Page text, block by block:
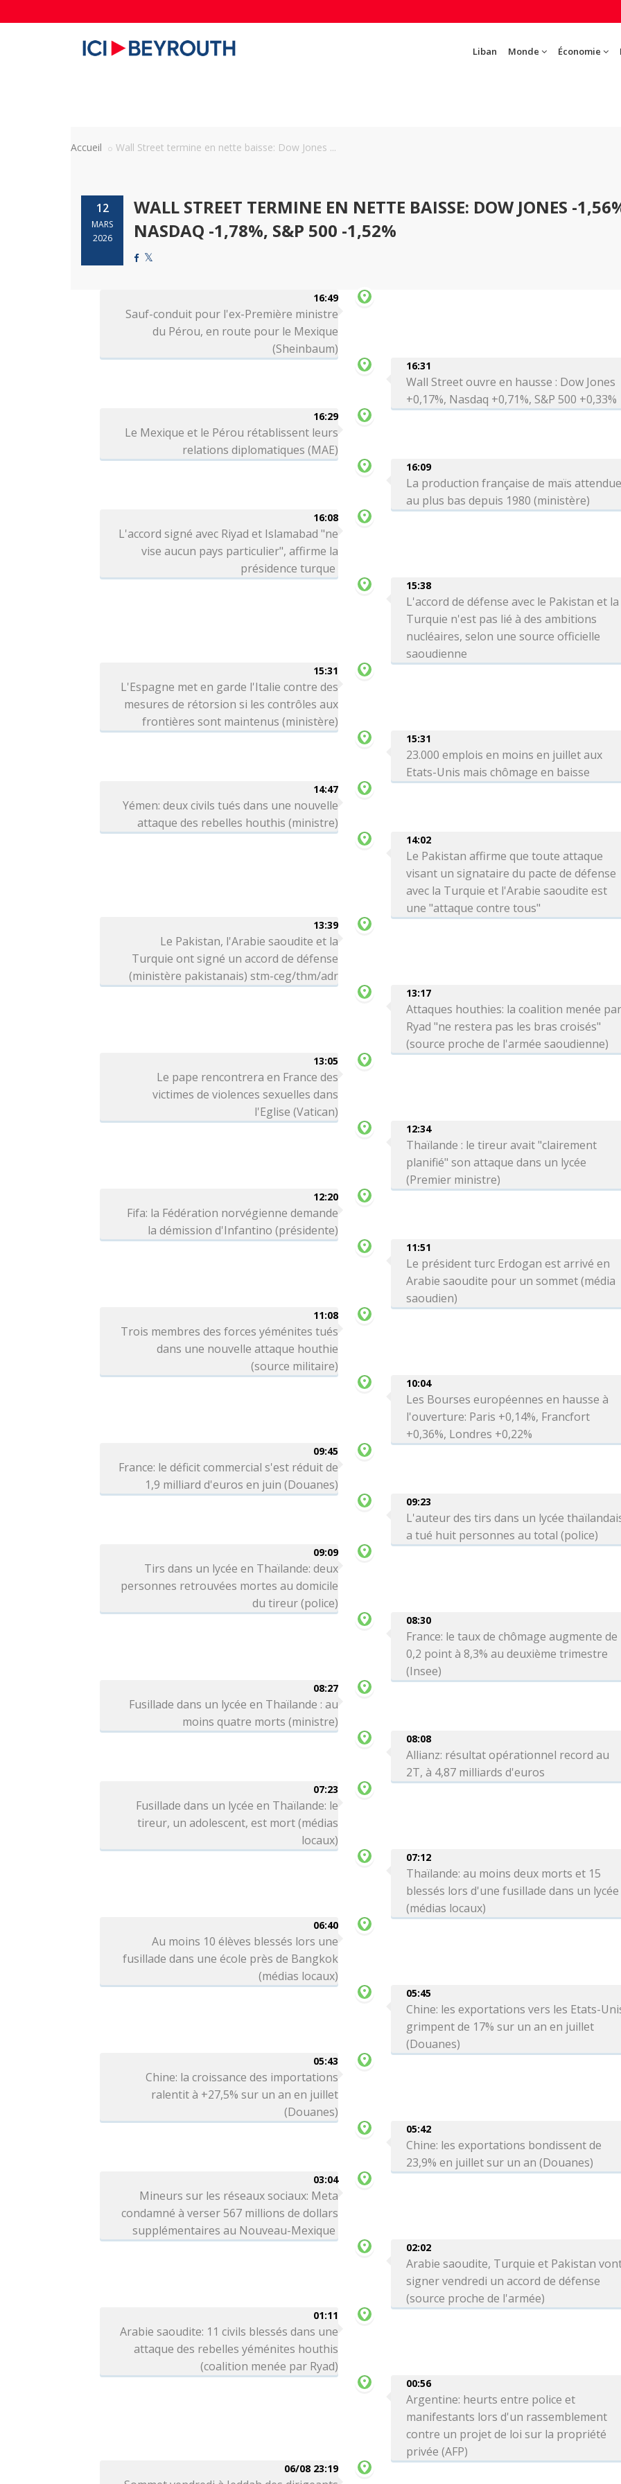
Liban Monde Économie
Accueil Wall Street termine en nette baisse: Dow Jones ...
12
MARS
2026
WALL STREET TERMINE EN NETTE BAISSE: DOW JONES -
NASDAQ -1,78%, S&P 500 -1,52%
16:49
Sauf-conduit pour l'ex-Première ministre
du Pérou, en route pour le Mexique
(Sheinbaum)
16:31
Wall Street ouvre en hausse : Dow Jones
+0,17%, Nasdaq +0,71%, S&P 500 +0,33%
16:29
Le Mexique et le Pérou rétablissent leurs
relations diplomatiques (MAE)
16:09
La production française de maïs
au plus bas depuis 1980 (ministère)
16:08
L'accord signé avec Riyad et Islamabad "ne
vise aucun pays particulier", affirme la
présidence turque
15:38
L'accord de défense avec le Pakistan et la
Turquie n'est pas lié à des ambitions
nucléaires, selon une source officielle
saoudienne
15:31
L'Espagne met en garde l'Italie contre des
mesures de rétorsion si les contrôles aux
frontières sont maintenus (ministère)
15:31
23.000 emplois en moins en juillet aux
Etats-Unis mais chômage en baisse
14:47
Yémen: deux civils tués dans une nouvelle
attaque des rebelles houthis (ministre)
14:02
Le Pakistan affirme que toute attaque
visant un signataire du pacte de défense
avec la Turquie et l'Arabie saoudite est
une "attaque contre tous"
13:39
Le Pakistan, l'Arabie saoudite et la
Turquie ont signé un accord de défense
(ministère pakistanais) stm-ceg/thm/adr
13:17
Attaques houthies: la coalition menée
Ryad "ne restera pas les bras croisés"
(source proche de l'armée saoudienne)
13:05
Le pape rencontrera en France des
victimes de violences sexuelles dans
l'Eglise (Vatican)
12:34
Thaïlande : le tireur avait "clairement
planifié" son attaque dans un lycée
(Premier ministre)
12:20
Fifa: la Fédération norvégienne demande
la démission d'Infantino (présidente)
11:51
Le président turc Erdogan est arrivé en
Arabie saoudite pour un sommet (média
saoudien)
11:08
Trois membres des forces yéménites tués
dans une nouvelle attaque houthie
(source militaire)
10:04
Les Bourses européennes en hausse à
l'ouverture: Paris +0,14%, Francfort
+0,36%, Londres +0,22%
09:45
France: le déficit commercial s'est réduit de
1,9 milliard d'euros en juin (Douanes)
09:23
L'auteur des tirs dans un lycée
a tué huit personnes au total (police)
09:09
Tirs dans un lycée en Thaïlande: deux
personnes retrouvées mortes au domicile
du tireur (police)
08:30
France: le taux de chômage augmente de
0,2 point à 8,3% au deuxième trimestre
(Insee)
08:27
Fusillade dans un lycée en Thaïlande : au
moins quatre morts (ministre)
08:08
Allianz: résultat opérationnel record au
2T, à 4,87 milliards d'euros
07:23
Fusillade dans un lycée en Thaïlande: le
tireur, un adolescent, est mort (médias
locaux)
07:12
Thaïlande: au moins deux morts et 15
blessés lors d'une fusillade dans un lycée
(médias locaux)
06:40
Au moins 10 élèves blessés lors une
fusillade dans une école près de Bangkok
(médias locaux)
05:45
Chine: les exportations vers les Etats-
grimpent de 17% sur un an en juillet
(Douanes)
05:43
Chine: la croissance des importations
ralentit à +27,5% sur un an en juillet
(Douanes)
05:42
Chine: les exportations bondissent de
23,9% en juillet sur un an (Douanes)
03:04
Mineurs sur les réseaux sociaux: Meta
condamné à verser 567 millions de dollars
supplémentaires au Nouveau-Mexique
02:02
Arabie saoudite, Turquie et Pakistan
signer vendredi un accord de défense
(source proche de l'armée)
01:11
Arabie saoudite: 11 civils blessés dans une
attaque des rebelles yéménites houthis
(coalition menée par Ryad)
00:56
Argentine: heurts entre police et
manifestants lors d'un rassemblement
contre un projet de loi sur la propriété
privée (AFP)
06/08 23:19